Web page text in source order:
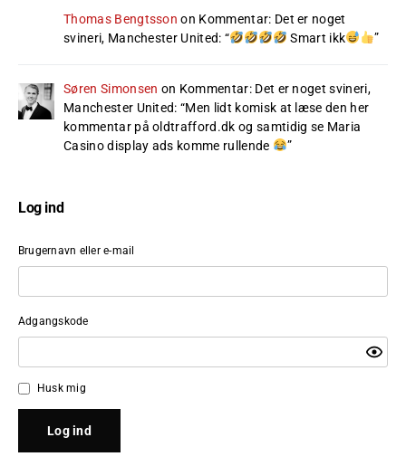
Thomas Bengtsson on Kommentar: Det er noget
svineri, Manchester United: “ Smart ikk ”
Søren Simonsen on Kommentar: Det er noget svineri,
Manchester United: “Men lidt komisk at læse den her
kommentar på oldtrafford.dk og samtidig se Maria
Casino display ads komme rullende
”
Log ind
Brugernavn eller e-mail
Adgangskode
Husk mig